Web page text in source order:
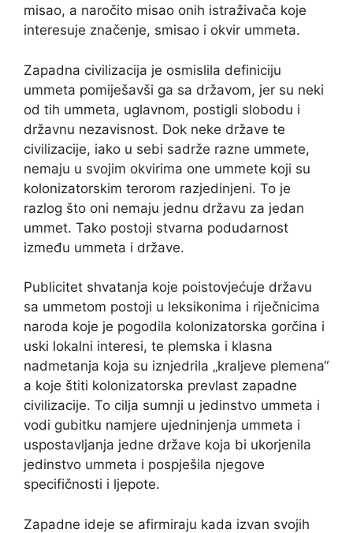
misao, a naročito misao onih istraživača koje
interesuje značenje, smisao i okvir ummeta.
Zapadna civilizacija je osmislila definiciju
ummeta pomiješavši ga sa državom, jer su neki
od tih ummeta, uglavnom, postigli slobodu i
državnu nezavisnost. Dok neke države te
civilizacije, iako u sebi sadrže razne ummete,
nemaju u svojim okvirima one ummete koji su
kolonizatorskim terorom razjedinjeni. To je
razlog što oni nemaju jednu državu za jedan
ummet. Tako postoji stvarna podudarnost
između ummeta i države.
Publicitet shvatanja koje poistovjećuje državu
sa ummetom postoji u leksikonima i riječnicima
naroda koje je pogodila kolonizatorska gorčina i
uski lokalni interesi, te plemska i klasna
nadmetanja koja su iznjedrila „kraljeve plemena“
a koje štiti kolonizatorska prevlast zapadne
civilizacije. To cilja sumnji u jedinstvo ummeta i
vodi gubitku namjere ujedninjenja ummeta i
uspostavljanja jedne države koja bi ukorjenila
jedinstvo ummeta i pospješila njegove
specifičnosti i ljepote.
Zapadne ideje se afirmiraju kada izvan svojih